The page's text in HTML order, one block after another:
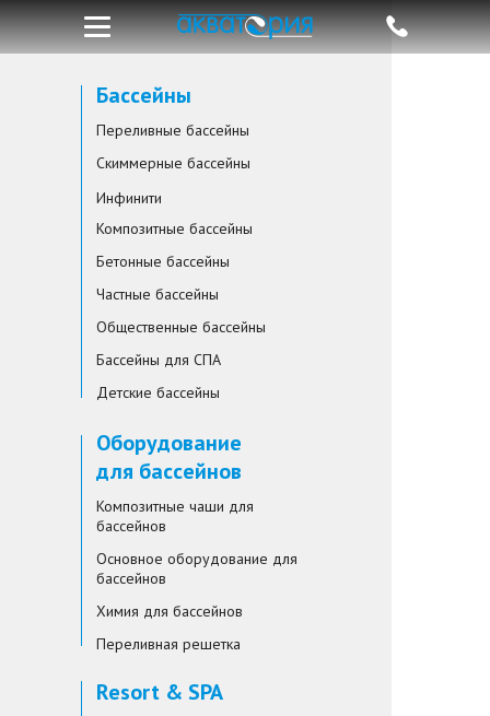
Бассейны
Переливные бассейны
Скиммерные бассейны
Инфинити
Композитные бассейны
Бетонные бассейны
Частные бассейны
Общественные бассейны
Бассейны для СПА
Детские бассейны
Оборудование
для бассейнов
Композитные чаши для
бассейнов
Основное оборудование для
бассейнов
Химия для бассейнов
Переливная решетка
Resort & SPA